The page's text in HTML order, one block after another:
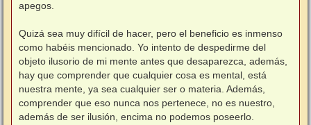
apegos.
Quizá sea muy difícil de hacer, pero el beneficio es inmenso
como habéis mencionado. Yo intento de despedirme del
objeto ilusorio de mi mente antes que desaparezca, además,
hay que comprender que cualquier cosa es mental, está
nuestra mente, ya sea cualquier ser o materia. Además,
comprender que eso nunca nos pertenece, no es nuestro,
además de ser ilusión, encima no podemos poseerlo.